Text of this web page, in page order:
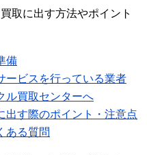
取に出す方法やポイント
備
ービスを行っている業者
ル買取センターへ
出す際のポイント・注意点
ある質問